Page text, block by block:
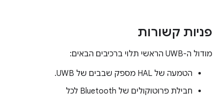
פניות קשורות
מודול ה-UWB הראשי תלוי ברכיבים הבאים:
הטמעה של HAL מספק שבבים של UWB.
חבילת פרוטוקולים של Bluetooth לכל